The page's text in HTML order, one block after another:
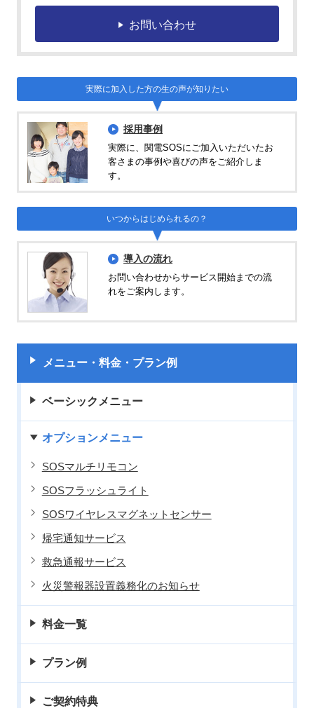
お問い合わせ
実際に加入した方の生の声が知りたい
採用事例
実際に、関電SOSにご加入いただいたお
客さまの事例や喜びの声をご紹介しま
す。
いつからはじめられるの？
導入の流れ
お問い合わせからサービス開始までの流
れをご案内します。
メニュー・料金・プラン例
ベーシックメニュー
オプションメニュー
SOSマルチリモコン
SOSフラッシュライト
SOSワイヤレスマグネットセンサー
帰宅通知サービス
救急通報サービス
火災警報器設置義務化のお知らせ
料金一覧
プラン例
ご契約特典